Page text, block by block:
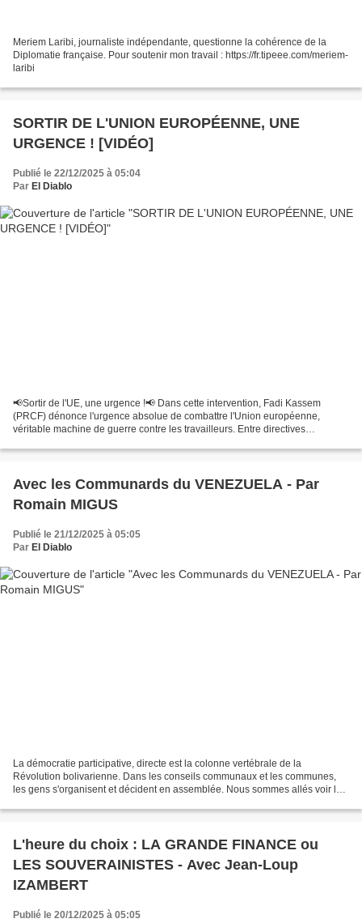
Meriem Laribi, journaliste indépendante, questionne la cohérence de la
Diplomatie française. Pour soutenir mon travail : https://fr.tipeee.com/meriem-
laribi
SORTIR DE L'UNION EUROPÉENNE, UNE
URGENCE ! [VIDÉO]
Publié le 22/12/2025 à 05:04
Par El Diablo
📢Sortir de l'UE, une urgence !📢 Dans cette intervention, Fadi Kassem
(PRCF) dénonce l'urgence absolue de combattre l'Union européenne,
véritable machine de guerre contre les travailleurs. Entre directives
Avec les Communards du VENEZUELA - Par
Romain MIGUS
Publié le 21/12/2025 à 05:05
Par El Diablo
La démocratie participative, directe est la colonne vertébrale de la
Révolution bolivarienne. Dans les conseils communaux et les communes,
les gens s'organisent et décident en assemblée. Nous sommes allés voir la
L'heure du choix : LA GRANDE FINANCE ou
LES SOUVERAINISTES - Avec Jean-Loup
IZAMBERT
Publié le 20/12/2025 à 05:05